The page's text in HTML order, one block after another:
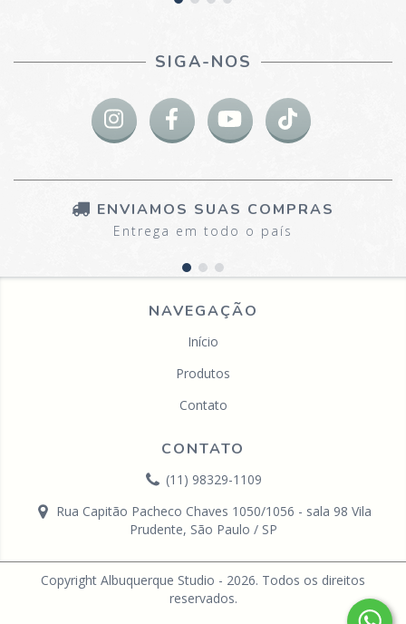
SIGA-NOS
ENVIAMOS SUAS COMPRAS
Entrega em todo o país
NAVEGAÇÃO
Início
Produtos
Contato
CONTATO
(11) 98329-1109
Rua Capitão Pacheco Chaves 1050/1056 - sala 98 Vila
Prudente, São Paulo / SP
Copyright Albuquerque Studio - 2026. Todos os direitos
reservados.